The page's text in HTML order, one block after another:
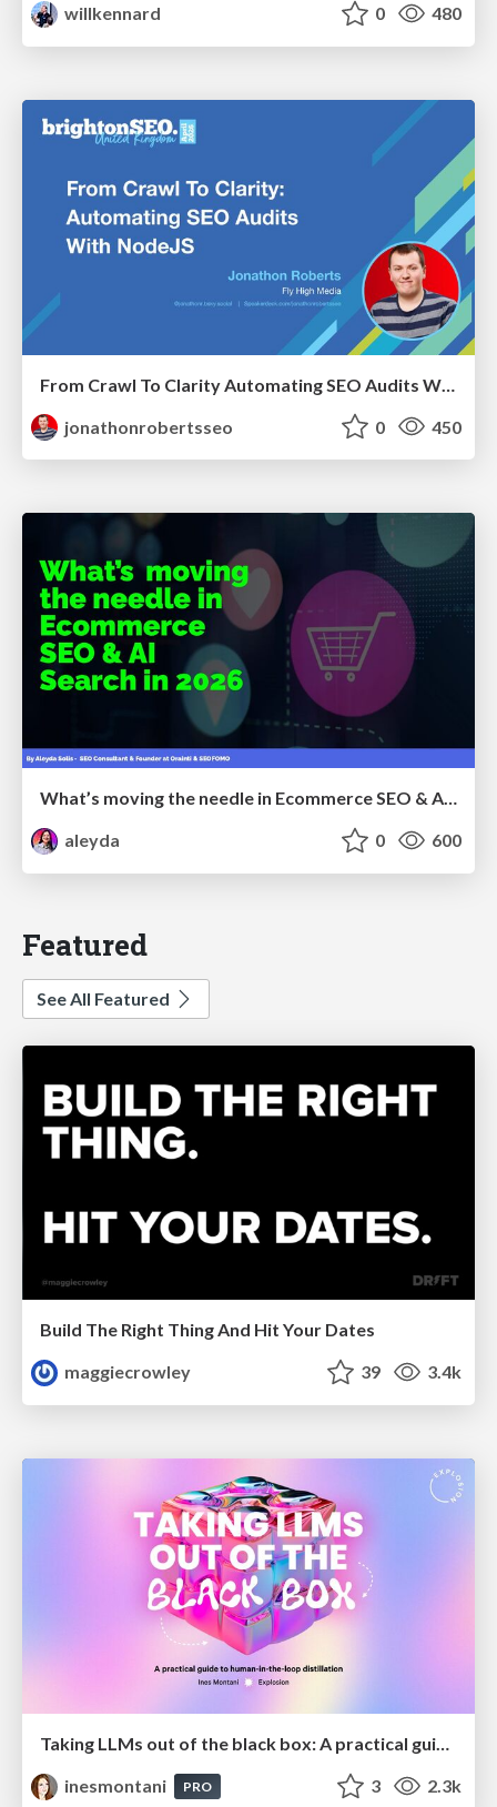
willkennard
0 480
jonathonrobertsseo
0 450
What’s moving the needle in Ecommerce SEO & AI Search in 2026
aleyda
0 600
Featured
See All Featured
Build The Right Thing And Hit Your Dates
maggiecrowley
39 3.4k
inesmontani
PRO 3 2.3k